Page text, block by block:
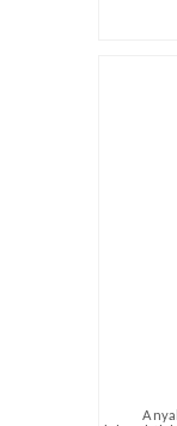
A